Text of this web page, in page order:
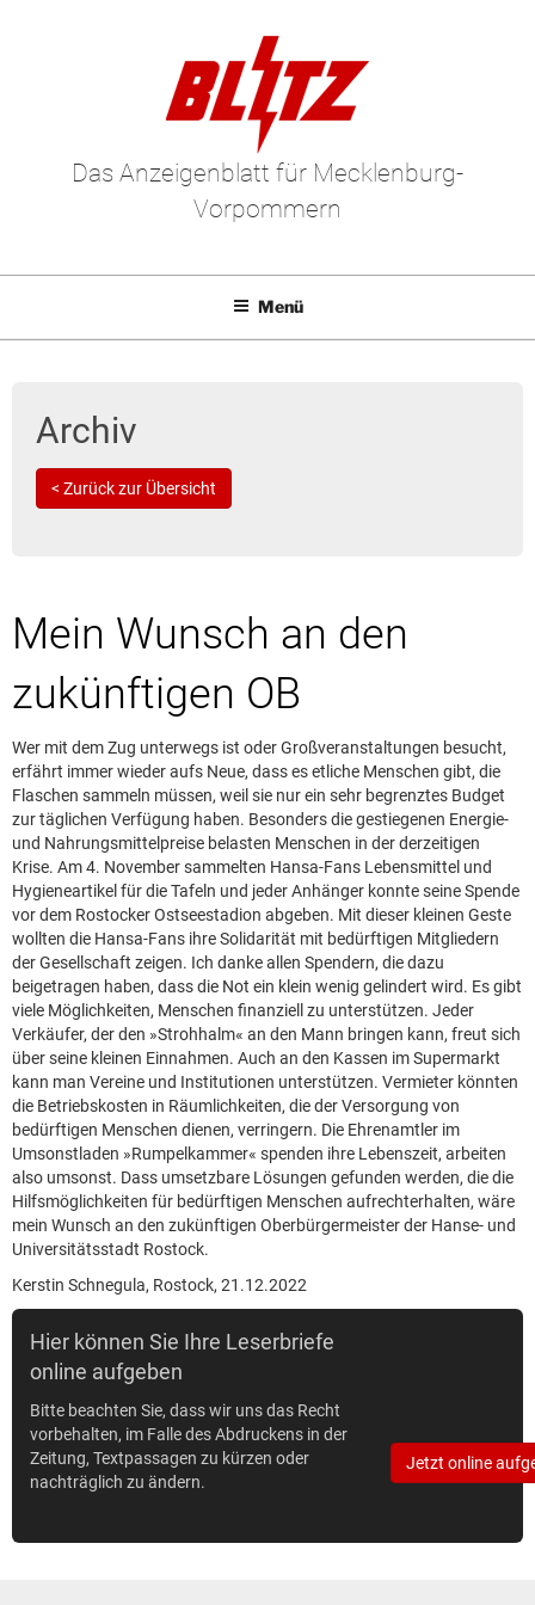
Das Anzeigenblatt für Mecklenburg-
Vorpommern
Menü
Leserbriefe lesen
Kontakt
Archiv
< Zurück zur Übersicht
Mein Wunsch an den
zukünftigen OB
Wer mit dem Zug unterwegs ist oder Großveranstaltungen besucht,
erfährt immer wieder aufs Neue, dass es etliche Menschen gibt, die
Flaschen sammeln müssen, weil sie nur ein sehr begrenztes Budget
zur täglichen Verfügung haben. Besonders die gestiegenen Energie-
und Nahrungsmittelpreise belasten Menschen in der derzeitigen
Krise. Am 4. November sammelten Hansa-Fans Lebensmittel und
Hygieneartikel für die Tafeln und jeder Anhänger konnte seine Spende
vor dem Rostocker Ostseestadion abgeben. Mit dieser kleinen Geste
wollten die Hansa-Fans ihre Solidarität mit bedürftigen Mitgliedern
der Gesellschaft zeigen. Ich danke allen Spendern, die dazu
beigetragen haben, dass die Not ein klein wenig gelindert wird. Es gibt
viele Möglichkeiten, Menschen finanziell zu unterstützen. Jeder
Verkäufer, der den »Strohhalm« an den Mann bringen kann, freut sich
über seine kleinen Einnahmen. Auch an den Kassen im Supermarkt
kann man Vereine und Institutionen unterstützen. Vermieter könnten
die Betriebskosten in Räumlichkeiten, die der Versorgung von
bedürftigen Menschen dienen, verringern. Die Ehrenamtler im
Umsonstladen »Rumpelkammer« spenden ihre Lebenszeit, arbeiten
also umsonst. Dass umsetzbare Lösungen gefunden werden, die die
Hilfsmöglichkeiten für bedürftigen Menschen aufrechterhalten, wäre
mein Wunsch an den zukünftigen Oberbürgermeister der Hanse- und
Universitätsstadt Rostock.
Kerstin Schnegula, Rostock, 21.12.2022
Hier können Sie Ihre Leserbriefe
online aufgeben
Bitte beachten Sie, dass wir uns das Recht
vorbehalten, im Falle des Abdruckens in der
Zeitung, Textpassagen zu kürzen oder
nachträglich zu ändern.
Jetzt online